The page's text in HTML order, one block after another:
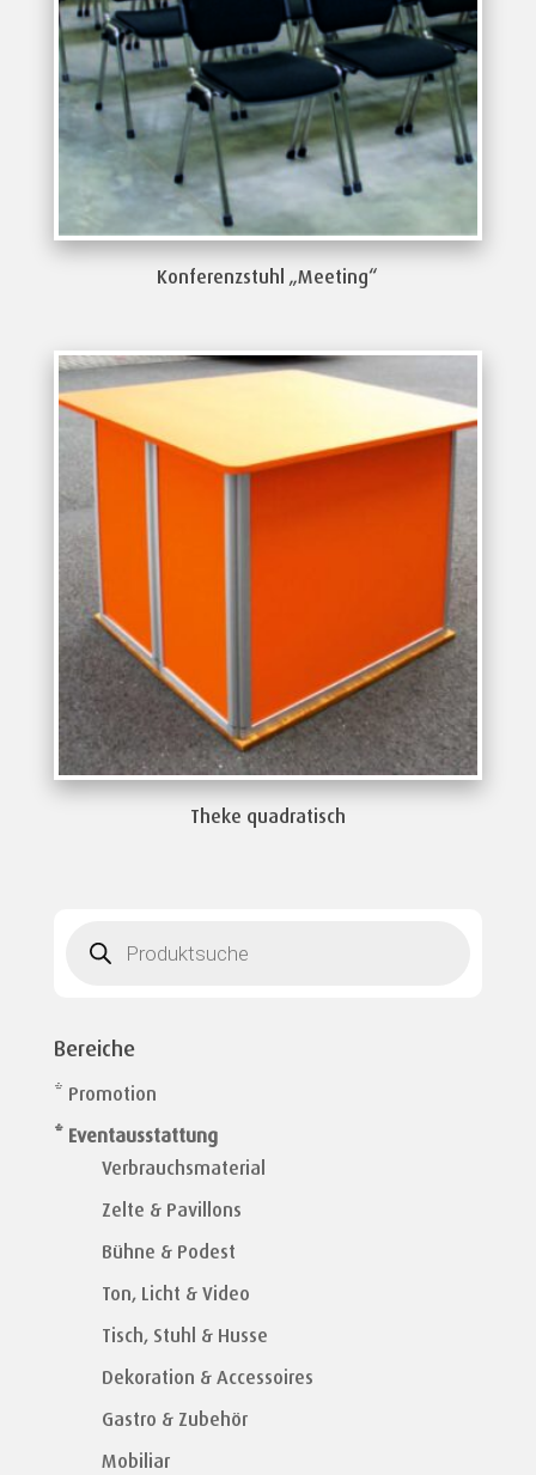
Konferenzstuhl „Meeting“
Theke quadratisch
search
Bereiche
* Promotion
* Eventausstattung
Verbrauchsmaterial
Zelte & Pavillons
Bühne & Podest
Ton, Licht & Video
Tisch, Stuhl & Husse
Dekoration & Accessoires
Gastro & Zubehör
Mobiliar